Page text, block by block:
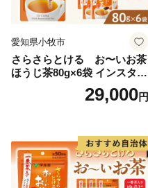
愛知県小牧市
さらさらとける お〜いお茶
ほうじ茶80g×6袋 インスタン
トほうじ茶 粉末ほうじ茶 粉
末茶 おーいお茶 粉末緑茶
29,000円